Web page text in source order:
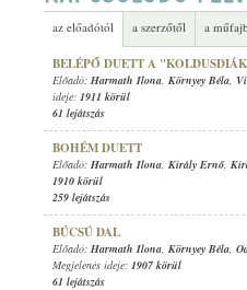
az előadótól a szerzőtől a
BELÉPŐ DUETT A
Előadó: Harmath Ilona, Környey Béla,
ideje: 1911 körül
61 lejátszás
BOHÉM DUETT
Előadó: Harmath Ilona, Király Ernő,
1910 körül
259 lejátszás
BÚCSÚ DAL
Előadó: Harmath Ilona, Környey Béla,
Megjelenés ideje: 1907 körül
61 lejátszás